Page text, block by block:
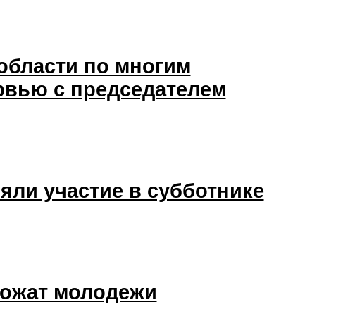
по многим
с председателем
участие в субботнике
молодежи